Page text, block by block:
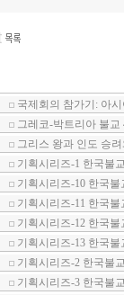
국제회의 참가기: 아
그레코-박트리아 불교
그리스 왕과 인도 승
기획시리즈-1 한국불
기획시리즈-10 한국
기획시리즈-11 한국
기획시리즈-12 한국
기획시리즈-13 한국
기획시리즈-2 한국불
기획시리즈-3 한국불